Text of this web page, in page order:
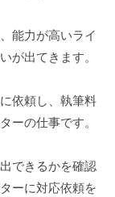
能力が高いライ
が出てきます。
依頼し、執筆料
ーの仕事です。
できるかを確認
ーに対応依頼を